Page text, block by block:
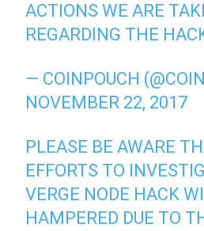
ACTIONS WE ARE
REGARDING THE
— COINPOUCH
NOVEMBER 22, 2017
PLEASE BE AWARE
EFFORTS TO
VERGE NODE HACK
HAMPERED DUE TO